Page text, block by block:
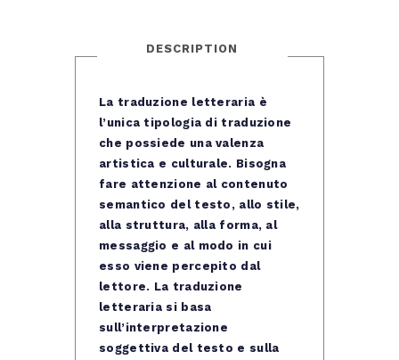
DESCRIPTION
La traduzione letteraria è
l’unica tipologia di traduzione
che possiede una valenza
artistica e culturale. Bisogna
fare attenzione al contenuto
semantico del testo, allo stile,
alla struttura, alla forma, al
messaggio e al modo in cui
esso viene percepito dal
lettore. La traduzione
letteraria si basa
sull’interpretazione
soggettiva del testo e sulla